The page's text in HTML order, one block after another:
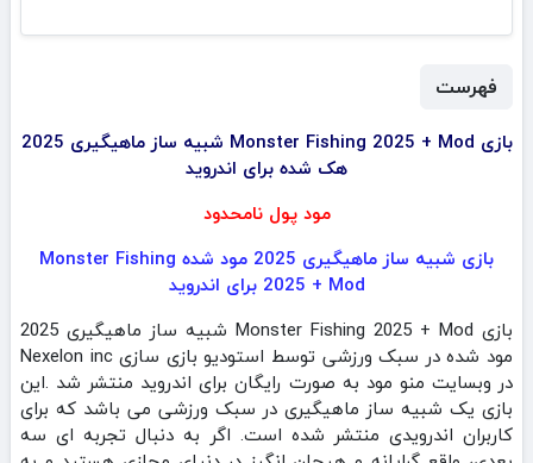
فهرست
بازی Monster Fishing 2025 + Mod شبیه ساز ماهیگیری 2025
هک شده برای اندروید
مود پول نامحدود
بازی شبیه ساز ماهیگیری 2025 مود شده Monster Fishing
2025 + Mod برای اندروید
بازی Monster Fishing 2025 + Mod شبیه ساز ماهیگیری 2025
مود شده در سبک ورزشی توسط استودیو بازی سازی Nexelon inc
در وبسایت منو مود به صورت رایگان برای اندروید منتشر شد .این
بازی یک شبیه‌ ساز ماهیگیری در سبک ورزشی می باشد که برای
کاربران اندرویدی منتشر شده است. اگر به دنبال تجربه‌ ای سه‌